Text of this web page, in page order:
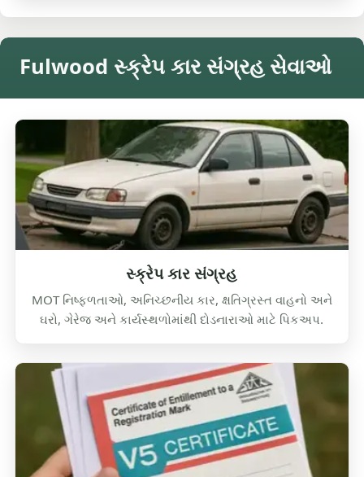
Fulwood સ્ક્રેપ કાર સંગ્રહ સેવાઓ
સ્ક્રેપ કાર સંગ્રહ
MOT નિષ્ફળતાઓ, અનિચ્છનીય કાર, ક્ષતિગ્રસ્ત વાહનો અને
ઘરો, ગેરેજ અને કાર્યસ્થળોમાંથી દોડનારાઓ માટે પિકઅપ.